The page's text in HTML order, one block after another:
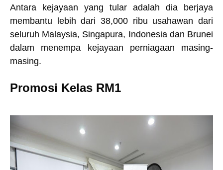
Antara kejayaan yang tular adalah dia berjaya
membantu lebih dari 38,000 ribu usahawan dari
seluruh Malaysia, Singapura, Indonesia dan Brunei
dalam menempa kejayaan perniagaan masing-
masing.
Promosi Kelas RM1